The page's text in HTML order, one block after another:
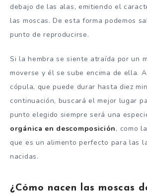
debajo de las alas, emitiendo el
las moscas. De esta forma podemos
punto de reproducirse.
Si la hembra se siente atraída por un
moverse y él se sube encima de ella.
cópula, que puede durar hasta diez
continuación, buscará el mejor lugar
punto elegido siempre será una
orgánica en descomposición, como
que es un alimento perfecto para las
nacidas.
¿Cómo nacen las moscas